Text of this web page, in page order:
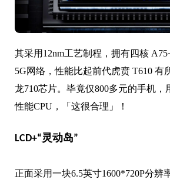
其采用12nm工艺制程，拥有四核
5G网络，性能比起前代虎贲 T610 有
龙710芯片。毕竟仅800多元的手机，
性能CPU，「这很合理」！
LCD+“灵动岛”
正面采用一块6.5英寸1600*720P分辨